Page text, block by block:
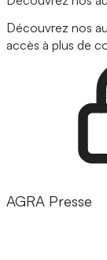
Découvrez nos
accès à plus de
AGRA Presse